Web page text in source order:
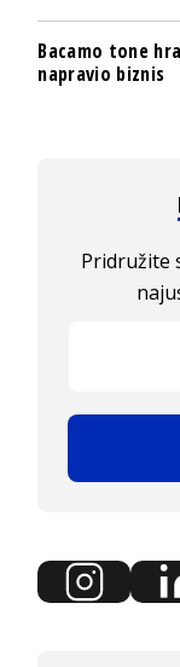
Bacamo tone
napravio biznis
Pridružite